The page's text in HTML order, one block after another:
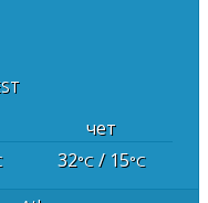
чет
32°C/ 15°C